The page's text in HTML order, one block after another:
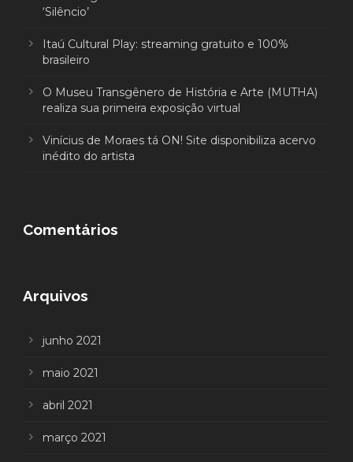
‘Silêncio’
Itaú Cultural Play: streaming gratuito e 100%
brasileiro
O Museu Transgênero de História e Arte (MUTHA)
realiza sua primeira exposição virtual
Vinícius de Moraes tá ON! Site disponibiliza acervo
inédito do artista
Comentários
Arquivos
junho 2021
maio 2021
abril 2021
março 2021